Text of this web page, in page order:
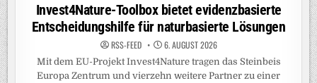
Invest4Nature-Toolbox bietet evidenzbasierte
Entscheidungshilfe für naturbasierte Lösungen
RSS-FEED 6. AUGUST 2026
Mit dem EU-Projekt Invest4Nature tragen das Steinbeis
Europa Zentrum und vierzehn weitere Partner zu einer